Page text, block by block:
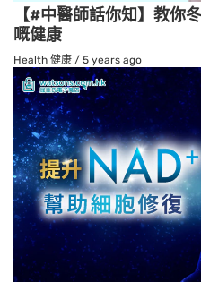
【#中醫師話你知】教你
嘅健康
Health 健康 / 5 years ago